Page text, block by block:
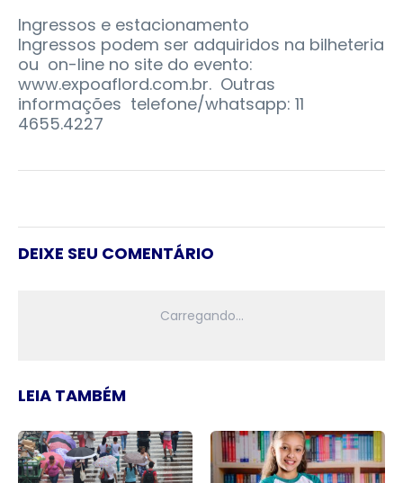
Ingressos e estacionamento
Ingressos podem ser adquiridos na bilheteria
ou on-line no site do evento:
www.expoaflord.com.br. Outras
informações telefone/whatsapp: 11
4655.4227
DEIXE SEU COMENTÁRIO
LEIA TAMBÉM